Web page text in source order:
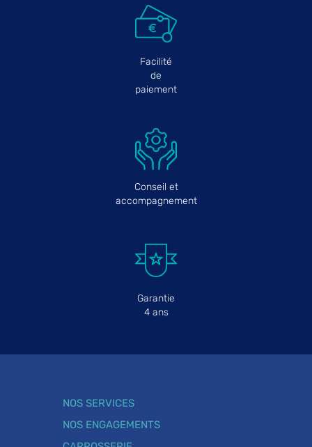
Facilité
de
paiement
Conseil et
accompagnement
Garantie
4 ans
NOS SERVICES
NOS ENGAGEMENTS